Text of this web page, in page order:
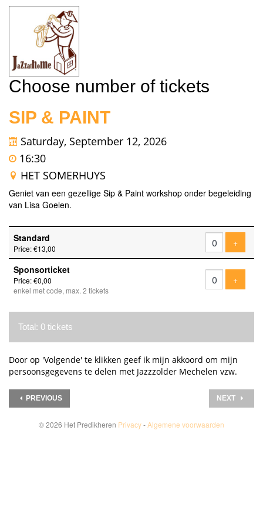
Choose number of tickets
SIP & PAINT
Saturday, September 12, 2026
16:30
HET SOMERHUYS
Geniet van een gezellige Sip & Paint workshop onder begeleiding
van Lisa Goelen.
Number
Standard
Price: €13,00
+Add
Sponsorticket
Price: €0,00
enkel met code, max. 2 tickets
+Add
Total: 0 tickets
Door op 'Volgende' te klikken geef ik mijn akkoord om mijn
persoonsgegevens te delen met Jazzzolder Mechelen vzw.
PREVIOUS NEXT
© 2026 Het Predikheren Privacy-Algemene voorwaarden